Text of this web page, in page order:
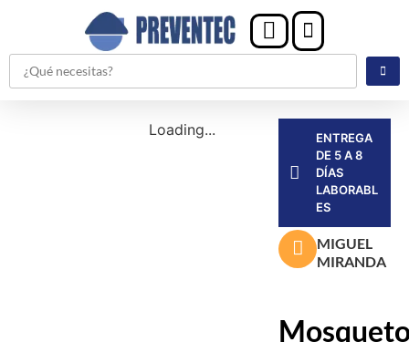
Loading...
ENTREGA
DE 5 A 8
DÍAS
LABORABL
ES
MIGUEL
MIRANDA